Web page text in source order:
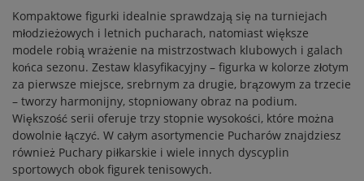
Kompaktowe figurki idealnie sprawdzają się na turniejach
młodzieżowych i letnich pucharach, natomiast większe
modele robią wrażenie na mistrzostwach klubowych i galach
końca sezonu. Zestaw klasyfikacyjny – figurka w kolorze złotym
za pierwsze miejsce, srebrnym za drugie, brązowym za trzecie
– tworzy harmonijny, stopniowany obraz na podium.
Większość serii oferuje trzy stopnie wysokości, które można
dowolnie łączyć. W całym asortymencie Pucharów znajdziesz
również Puchary piłkarskie i wiele innych dyscyplin
sportowych obok figurek tenisowych.